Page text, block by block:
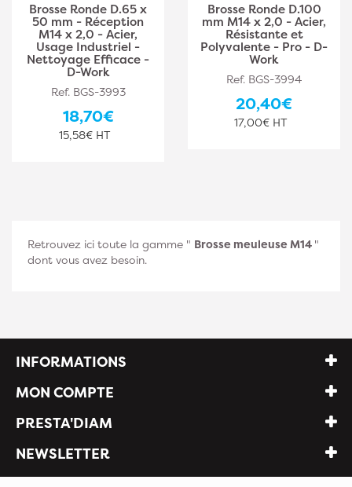
Brosse Ronde D.65 x
50 mm - Réception
M14 x 2,0 - Acier,
Usage Industriel -
Nettoyage Efficace -
D-Work
Ref. BGS-3993
18,70€
15,58€ HT
Brosse Ronde D.100
mm M14 x 2,0 - Acier,
Résistante et
Polyvalente - Pro - D-
Work
Ref. BGS-3994
20,40€
17,00€ HT
Retrouvez ici toute la gamme " Brosse meuleuse M14 "
dont vous avez besoin.
INFORMATIONS
MON COMPTE
PRESTA'DIAM
NEWSLETTER